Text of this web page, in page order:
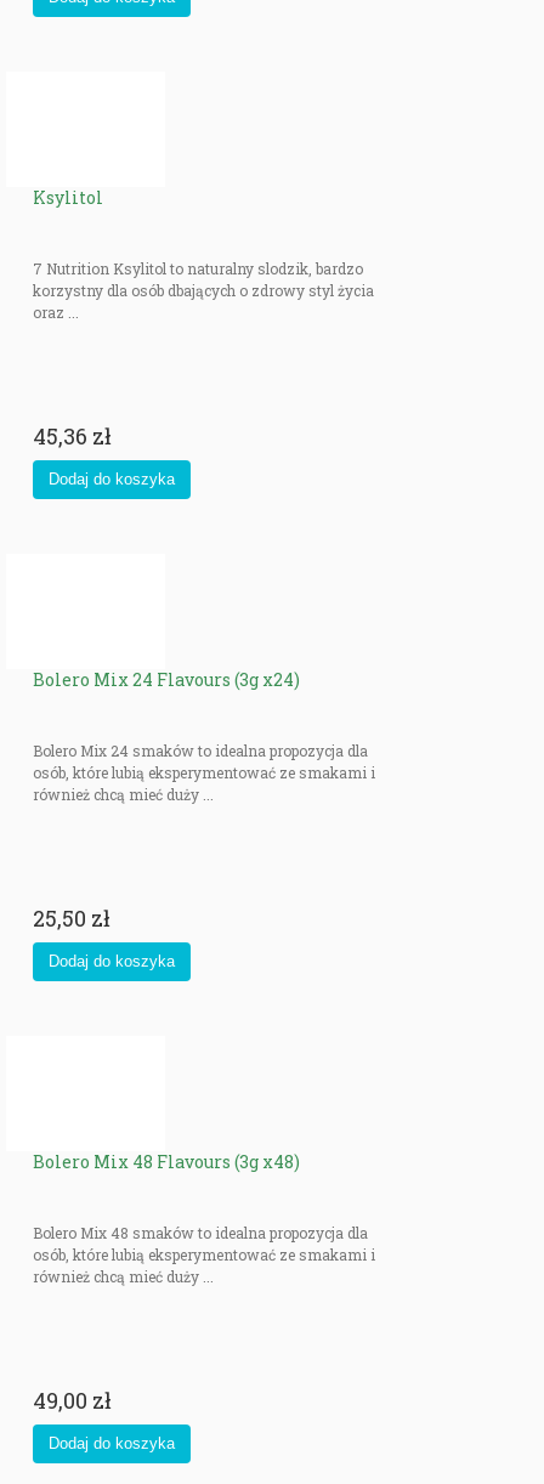
Ksylitol
7 Nutrition Ksylitol to naturalny slodzik, bardzo
korzystny dla osób dbających o zdrowy styl życia
oraz ...
45,36 zł
Bolero Mix 24 Flavours (3g x24)
Bolero Mix 24 smaków to idealna propozycja dla
osób, które lubią eksperymentować ze smakami i
również chcą mieć duży ...
25,50 zł
Bolero Mix 48 Flavours (3g x48)
Bolero Mix 48 smaków to idealna propozycja dla
osób, które lubią eksperymentować ze smakami i
również chcą mieć duży ...
49,00 zł